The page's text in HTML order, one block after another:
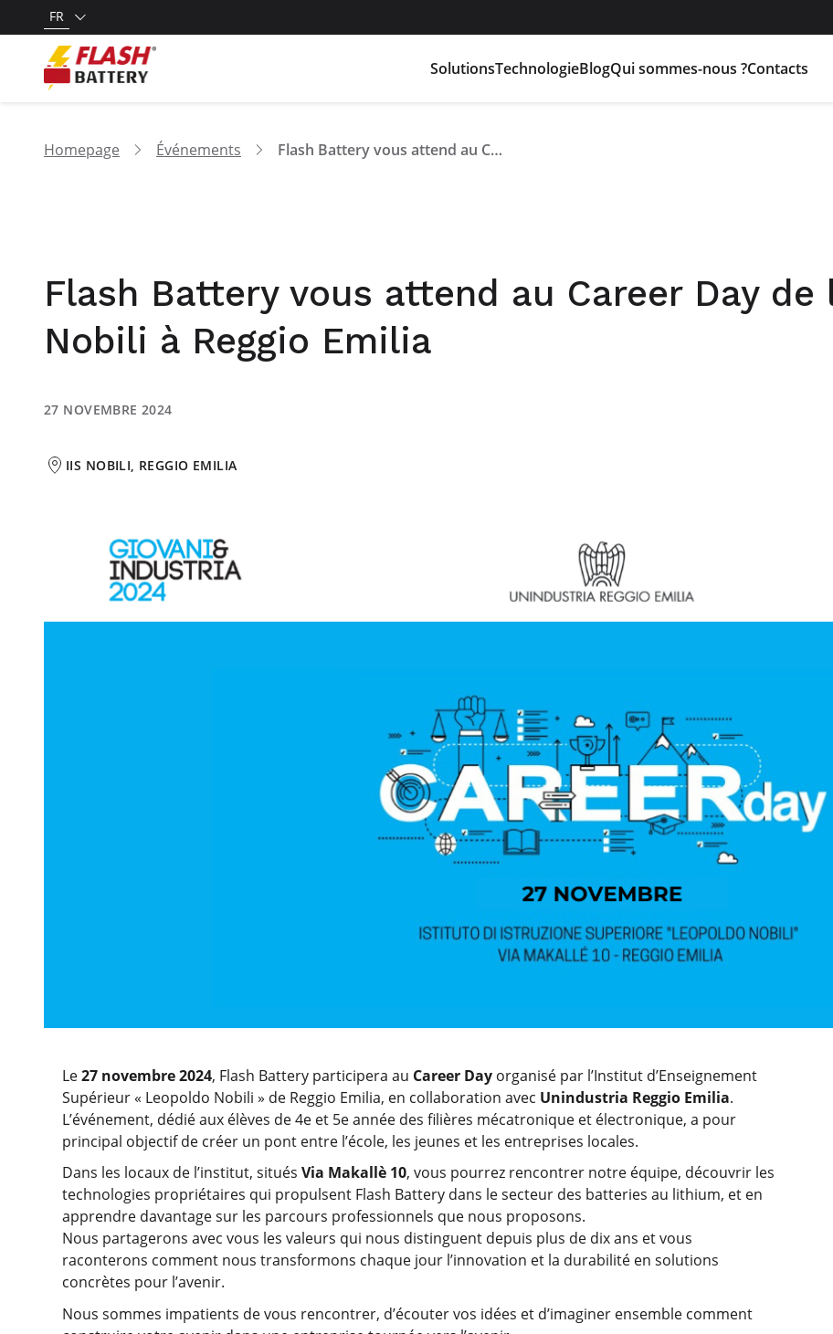
FR
SolutionsTechnologieBlogQui sommes-nous ?Contacts
Homepage Événements Flash Battery vous attend au Career Day de l’IIS Nobili à Reggio Emilia
Flash Battery vous attend au Career Day de
Nobili à Reggio Emilia
27 NOVEMBRE 2024
IIS NOBILI, REGGIO EMILIA
Le27 novembre 2024, Flash Battery participera au Career Day organisé par l’Institut d’Enseignement
Supérieur « Leopoldo Nobili » de Reggio Emilia, en collaboration avec Unindustria Reggio Emilia.
L’événement, dédié aux élèves de 4e et 5e année des filières mécatronique et électronique, a pour
principal objectif de créer un pont entre l’école, les jeunes et les entreprises locales.
Dans les locaux de l’institut, situés Via Makallè 10, vous pourrez rencontrer notre équipe, découvrir les
technologies propriétaires qui propulsent Flash Battery dans le secteur des batteries au lithium, et en
apprendre davantage sur les parcours professionnels que nous proposons.
Nous partagerons avec vous les valeurs qui nous distinguent depuis plus de dix ans et vous
raconterons comment nous transformons chaque jour l’innovation et la durabilité en solutions
concrètes pour l’avenir.
Nous sommes impatients de vous rencontrer, d’écouter vos idées et d’imaginer ensemble comment